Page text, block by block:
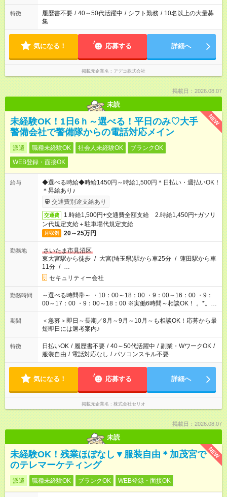
特徴 履歴書不要 / 40～50代活躍中 / シフト勤務 / 10名以上の大量募
集
気になる！ 応募する 詳細へ
掲載元企業名 アデコ株式会社
掲載日：2026.08.07
未読
NEW
未経験OK！1日6ｈ～選べる！平日のみ♡大手
警備会社で警備隊からの電話対応メイン
派遣 職種未経験OK 社会人未経験OK
ブランクOK
WEB登録・面接OK
給与
◆選べる時給◆時給1450円～時給1,500円＊日払い・週払いOK！
＊昇給あり♪
交通費別途支給あり
交通費
1.時給1,500円+交通費全額支給 2.時給1,450円+ガソリ
ン代規定支給＋駐車場代規定支給
月収例 20～25万円
勤務地
さいたま市見沼区
東大宮駅から徒歩 / 大宮(埼玉県)駅から車25分 / 蓮田駅から車
11分 / …
セキュリティー会社
勤務時間
～選べる時間帯～ ・10：00～18：00 ・9：00～16：00 ・9：
00～17：00 ・9：00～18：00 ※実働6時間～相談OK！ 。*。未
経験から挑戦できる。*。 経験ゼロから始められるお仕事！ 例え
ば前職が、 在宅/財団法人/事務/コールセンター/受付/販売/カフェ
スタッフ スイーツ販売/ホテルフロント/化粧品販売/など 未経験
の方たちが活躍中♪
期間
＜急募＞即日～長期／8月～9月～10月～も相談OK！応募から最
短即日には選考案内♪
特徴 日払いOK / 履歴書不要 / 40～50代活躍中 / 副業・WワークOK /
服装自由 / 電話対応なし / パソコンスキル不要
気になる！ 応募する 詳細へ
掲載元企業名 株式会社セリオ
掲載日：2026.08.07
未読
NEW
未経験OK！残業ほぼなし▼服装自由＊加茂宮で
のテレマーケティング
派遣 職種未経験OK ブランクOK WEB登録・面接OK